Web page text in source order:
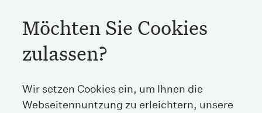
Stockerstrasse 38
Möchten Sie Cookies
zulassen?
Wir setzen Cookies ein, um Ihnen die
Webseitennuntzung zu erleichtern, unsere